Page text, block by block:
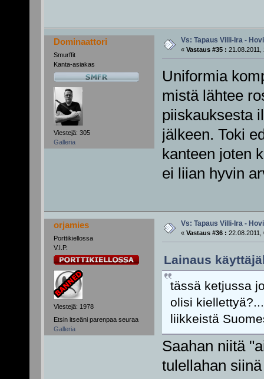
Dominaattori
Smurffit
Kanta-asiakas
Viestejä: 305
Galleria
Vs: Tapaus Villi-Ira -
« Vastaus #35 : 21.08.2011,
Uniformia
mistä lähtee
piiskauksesta
jälkeen. Toki
kanteen joten
ei liian hyvin
orjamies
Porttikiellossa
V.I.P.
Viestejä: 1978
Etsin itseäni parenpaa seuraa
Galleria
Vs: Tapaus Villi-Ira -
« Vastaus #36 : 22.08.2011,
Lainaus
tässä ketjussa
olisi
liikkeistä
Saahan niitä
tulellahan